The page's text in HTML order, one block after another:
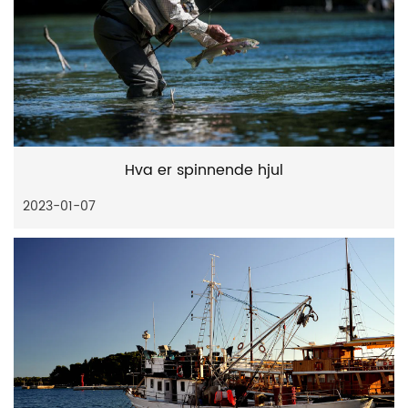
Hva er spinnende hjul
2023-01-07